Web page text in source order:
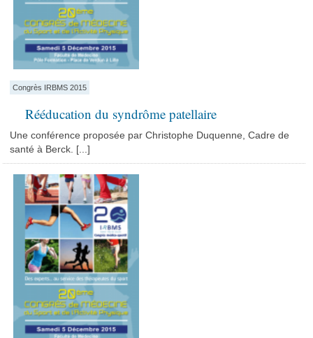
Congrès IRBMS 2015
Rééducation du syndrôme patellaire
Une conférence proposée par Christophe Duquenne, Cadre de
santé à Berck. [...]